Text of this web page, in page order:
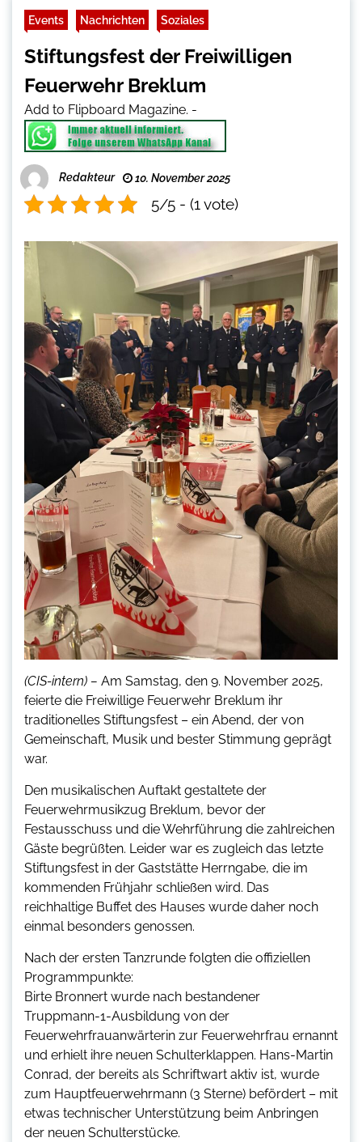
Events Nachrichten Soziales
Stiftungsfest der Freiwilligen
Feuerwehr Breklum
Add to Flipboard Magazine. -
Redakteur 10. November 2025
5/5 - (1 vote)
(CIS-intern) – Am Samstag, den 9. November 2025,
feierte die Freiwillige Feuerwehr Breklum ihr
traditionelles Stiftungsfest – ein Abend, der von
Gemeinschaft, Musik und bester Stimmung geprägt
war.
Den musikalischen Auftakt gestaltete der
Feuerwehrmusikzug Breklum, bevor der
Festausschuss und die Wehrführung die zahlreichen
Gäste begrüßten. Leider war es zugleich das letzte
Stiftungsfest in der Gaststätte Herrngabe, die im
kommenden Frühjahr schließen wird. Das
reichhaltige Buffet des Hauses wurde daher noch
einmal besonders genossen.
Nach der ersten Tanzrunde folgten die offiziellen
Programmpunkte:
Birte Bronnert wurde nach bestandener
Truppmann-1-Ausbildung von der
Feuerwehrfrauanwärterin zur Feuerwehrfrau ernannt
und erhielt ihre neuen Schulterklappen. Hans-Martin
Conrad, der bereits als Schriftwart aktiv ist, wurde
zum Hauptfeuerwehrmann (3 Sterne) befördert – mit
etwas technischer Unterstützung beim Anbringen
der neuen Schulterstücke.